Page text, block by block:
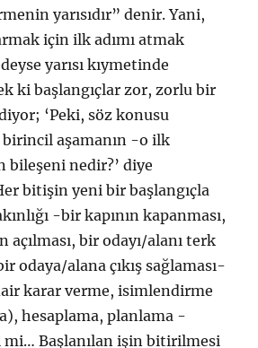
yarısıdır” denir. Yani,
için ilk adımı atmak
yarısı kıymetinde
ki başlangıçlar zor, zorlu bir
‘Peki, söz konusu
aşamanın -o ilk
bileşeni nedir?’ diye
bitişin yeni bir başlangıçla
-bir kapının kapanması,
açılması, bir odayı/alanı terk
odaya/alana çıkış sağlaması-
karar verme, isimlendirme
hesaplama, planlama -
Başlanılan işin bitirilmesi